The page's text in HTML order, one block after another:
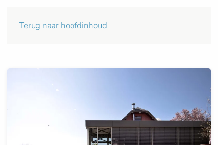
Terug naar hoofdinhoud